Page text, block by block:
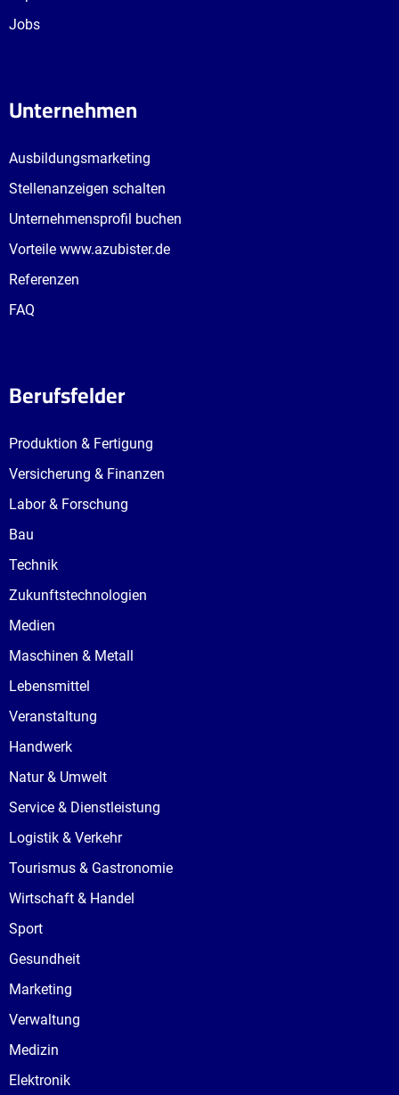
Jobs
Unternehmen
Ausbildungsmarketing
Stellenanzeigen schalten
Unternehmensprofil buchen
Vorteile www.azubister.de
Referenzen
FAQ
Berufsfelder
Produktion & Fertigung
Versicherung & Finanzen
Labor & Forschung
Bau
Technik
Zukunftstechnologien
Medien
Maschinen & Metall
Lebensmittel
Veranstaltung
Handwerk
Natur & Umwelt
Service & Dienstleistung
Logistik & Verkehr
Tourismus & Gastronomie
Wirtschaft & Handel
Sport
Gesundheit
Marketing
Verwaltung
Medizin
Elektronik